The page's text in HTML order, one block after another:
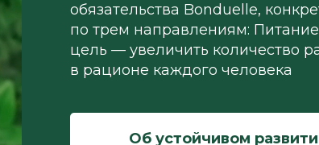
обязательства Bonduelle,
по трем направлениям:
цель — увеличить количество
в рационе каждого человека
Об устойчивом